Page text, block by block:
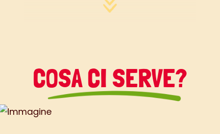
lamponi! Lucilla: una torta “del cuore” a
tutti i frutti rosso-viola
COSA CI SERVE?